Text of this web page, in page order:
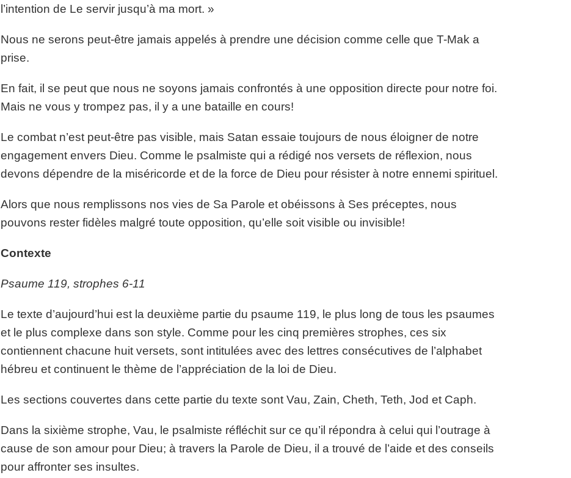
l’intention de Le servir jusqu’à ma mort. »
Nous ne serons peut-être jamais appelés à prendre une décision comme celle que T-Mak a
prise.
En fait, il se peut que nous ne soyons jamais confrontés à une opposition directe pour notre foi.
Mais ne vous y trompez pas, il y a une bataille en cours!
Le combat n’est peut-être pas visible, mais Satan essaie toujours de nous éloigner de notre
engagement envers Dieu. Comme le psalmiste qui a rédigé nos versets de réflexion, nous
devons dépendre de la miséricorde et de la force de Dieu pour résister à notre ennemi spirituel.
Alors que nous remplissons nos vies de Sa Parole et obéissons à Ses préceptes, nous
pouvons rester fidèles malgré toute opposition, qu’elle soit visible ou invisible!
Contexte
Psaume 119, strophes 6-11
Le texte d’aujourd’hui est la deuxième partie du psaume 119, le plus long de tous les psaumes
et le plus complexe dans son style. Comme pour les cinq premières strophes, ces six
contiennent chacune huit versets, sont intitulées avec des lettres consécutives de l’alphabet
hébreu et continuent le thème de l’appréciation de la loi de Dieu.
Les sections couvertes dans cette partie du texte sont Vau, Zain, Cheth, Teth, Jod et Caph.
Dans la sixième strophe, Vau, le psalmiste réfléchit sur ce qu’il répondra à celui qui l’outrage à
cause de son amour pour Dieu; à travers la Parole de Dieu, il a trouvé de l’aide et des conseils
pour affronter ses insultes.